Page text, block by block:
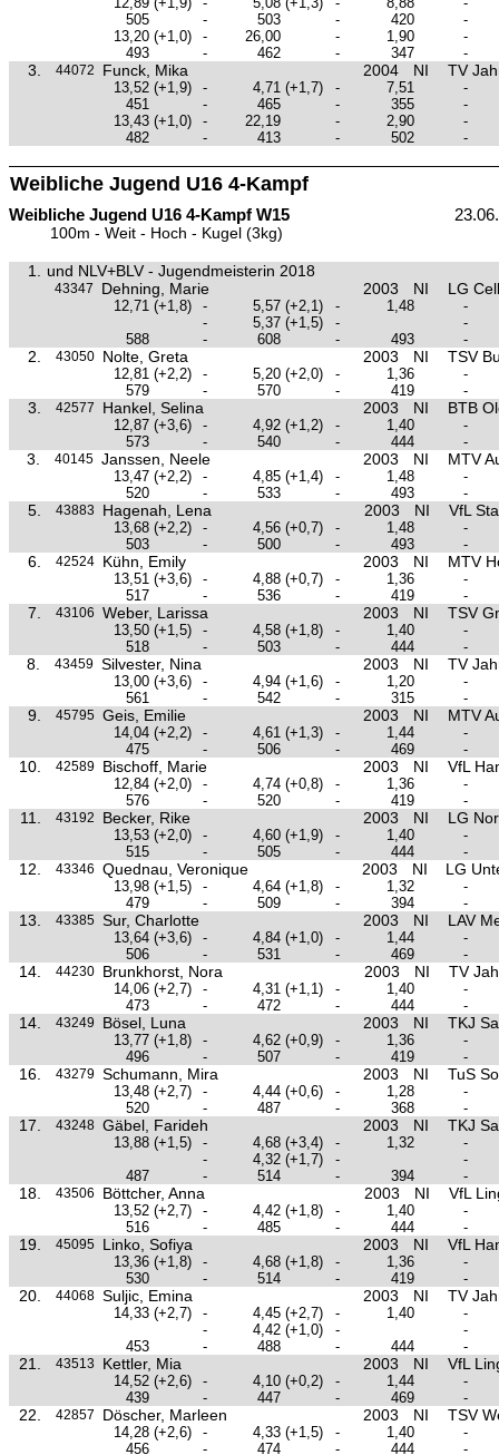
505
- 503 - 420
-
13,20 (+1,0) - 26,00 - 1,90
-
493
- 462 - 347 -
3. 44072 Funck, Mika 2004 NI TV
13,52 (+1,9) - 4,71 (+1,7) - 7,51
-
451
- 465 - 355
-
13,43 (+1,0) - 22,19 - 2,90
-
482
- 413 - 502 -
Weibliche Jugend U16 4-Kampf
Weibliche Jugend U16 4-Kampf W15
100m - Weit - Hoch - Kugel (3kg)
1. und NLV+BLV - Jugendmeisterin 2018
43347 Dehning, Marie 2003 NI LG
12,71 (+1,8) - 5,57 (+2,1) - 1,48
-
-
5,37 (+1,5) -
-
588
- 608 - 493 -
2. 43050 Nolte, Greta 2003 NI TSV
12,81 (+2,2) - 5,20 (+2,0) - 1,36
-
579
- 570 - 419 -
3. 42577 Hankel, Selina 2003 NI BTB
12,87 (+3,6) - 4,92 (+1,2) - 1,40
-
573
- 540 - 444 -
3. 40145 Janssen, Neele 2003 NI MTV
13,47 (+2,2) - 4,85 (+1,4) - 1,48
-
520
- 533 - 493 -
5. 43883 Hagenah, Lena 2003 NI VfL
13,68 (+2,2) - 4,56 (+0,7) - 1,48
-
503
- 500 - 493 -
6. 42524 Kühn, Emily 2003 NI MTV
13,51 (+3,6) - 4,88 (+0,7) - 1,36
-
517
- 536 - 419 -
7. 43106 Weber, Larissa 2003 NI TSV
13,50 (+1,5) - 4,58 (+1,8) - 1,40
-
518
- 503 - 444 -
8. 43459 Silvester, Nina 2003 NI TV
13,00 (+3,6) - 4,94 (+1,6) - 1,20
-
561
- 542 - 315 -
9. 45795 Geis, Emilie 2003 NI MTV
14,04 (+2,2) - 4,61 (+1,3) - 1,44
-
475
- 506 - 469 -
10. 42589 Bischoff, Marie 2003 NI VfL
12,84 (+2,0) - 4,74 (+0,8) - 1,36
-
576
- 520 - 419 -
11. 43192 Becker, Rike 2003 NI LG
13,53 (+2,0) - 4,60 (+1,9) - 1,40
-
515
- 505 - 444 -
12. 43346 Quednau, Veronique 2003 NI LG
13,98 (+1,5) - 4,64 (+1,8) - 1,32
-
479
- 509 - 394 -
13. 43385 Sur, Charlotte 2003 NI LAV
13,64 (+3,6) - 4,84 (+1,0) - 1,44
-
506
- 531 - 469 -
14. 44230 Brunkhorst, Nora 2003 NI TV
14,06 (+2,7) - 4,31 (+1,1) - 1,40
-
473
- 472 - 444 -
14. 43249 Bösel, Luna 2003 NI TKJ
13,77 (+1,8) - 4,62 (+0,9) - 1,36
-
496
- 507 - 419 -
16. 43279 Schumann, Mira 2003 NI TuS
13,48 (+2,7) - 4,44 (+0,6) - 1,28
-
520
- 487 - 368 -
17. 43248 Gäbel, Farideh 2003 NI TKJ
13,88 (+1,5) - 4,68 (+3,4) - 1,32
-
-
4,32 (+1,7) -
-
487
- 514 - 394 -
18. 43506 Böttcher, Anna 2003 NI VfL
13,52 (+2,7) - 4,42 (+1,8) - 1,40
-
516
- 485 - 444 -
19. 45095 Linko, Sofiya 2003 NI VfL
13,36 (+1,8) - 4,68 (+1,8) - 1,36
-
530
- 514 - 419 -
20. 44068 Suljic, Emina 2003 NI TV
14,33 (+2,7) - 4,45 (+2,7) - 1,40
-
-
4,42 (+1,0) -
-
453
- 488 - 444 -
21. 43513 Kettler, Mia 2003 NI VfL
14,52 (+2,6) - 4,10 (+0,2) - 1,44
-
439
- 447 - 469 -
22. 42857 Döscher, Marleen 2003 NI TSV
14,28 (+2,6) - 4,33 (+1,5) - 1,40
-
456
- 474 - 444 -